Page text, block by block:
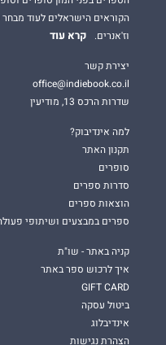
הקוראים הישראלים לעוד
וז'אנרים.
קרא עוד
יצירת קשר
office@indiebook.co.il
שדרות הרכס 13, מודיעין
למה אינדיבוק?
תקנון האתר
סופרים
סדרות ספרים
הוצאות ספרים
ספרים במבצעים ושיתופי
קניה באתר - שו"ת
איך לרכוש ספר באתר
GIFT CARD
ביטול עסקה
אינדיבלוג
הצהרת נגישות